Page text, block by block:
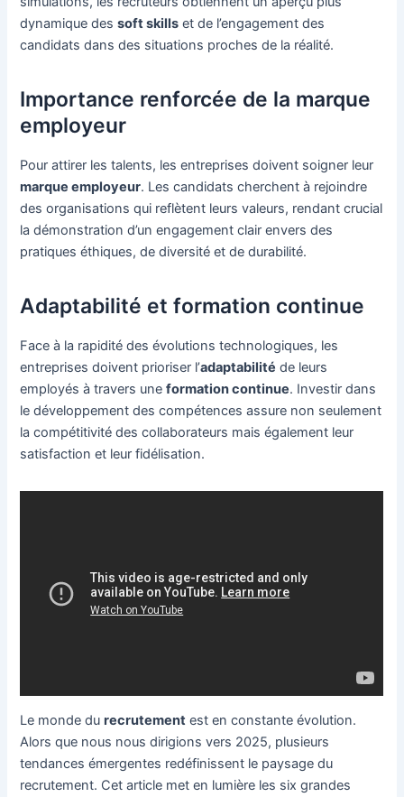
dynamique dessoft skills et de l’engagement des
candidats dans des situations proches de la réalité.
Importance renforcée de la marque
employeur
Pour attirer les talents, les entreprises doivent soigner leur
marque employeur. Les candidats cherchent à rejoindre
des organisations qui reflètent leurs valeurs, rendant crucial
la démonstration d’un engagement clair envers des
pratiques éthiques, de diversité et de durabilité.
Adaptabilité et formation continue
Face à la rapidité des évolutions technologiques, les
entreprises doivent prioriser l’adaptabilité de leurs
employés à travers uneformation continue. Investir dans
le développement des compétences assure non seulement
la compétitivité des collaborateurs mais également leur
satisfaction et leur fidélisation.
Le monde durecrutement est en constante évolution.
Alors que nous nous dirigions vers 2025, plusieurs
tendances émergentes redéfinissent le paysage du
recrutement. Cet article met en lumière les six grandes